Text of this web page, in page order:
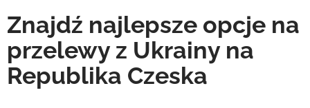
Znajdź najlepsze opcje na
przelewy z Ukrainy na
Republika Czeska